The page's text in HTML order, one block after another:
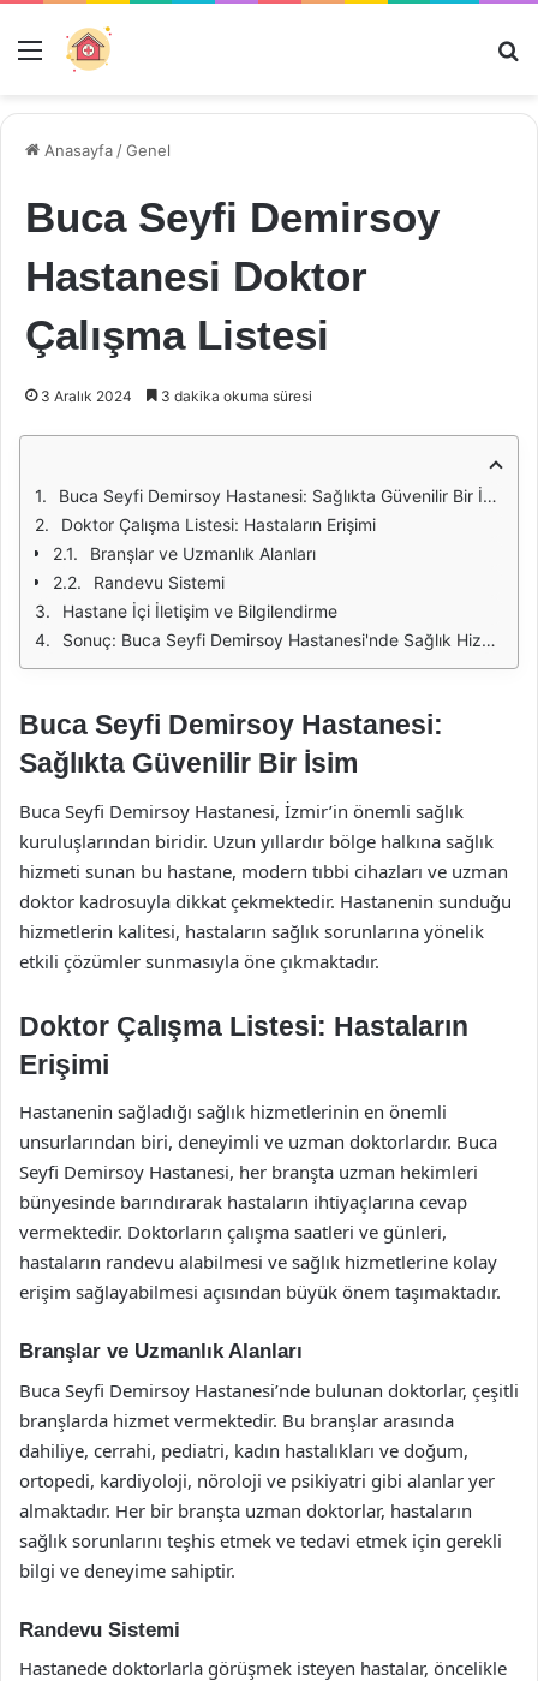
Menü
Anasayfa /Genel
Buca Seyfi Demirsoy
Hastanesi Doktor
Çalışma Listesi
3 Aralık 2024 3 dakika okuma süresi
Buca Seyfi Demirsoy Hastanesi: Sağlıkta Güvenilir Bir İsim
Doktor Çalışma Listesi: Hastaların Erişimi
Branşlar ve Uzmanlık Alanları
Randevu Sistemi
Hastane İçi İletişim ve Bilgilendirme
Sonuç: Buca Seyfi Demirsoy Hastanesi'nde Sağlık Hizmetleri
Buca Seyfi Demirsoy Hastanesi:
Sağlıkta Güvenilir Bir İsim
Buca Seyfi Demirsoy Hastanesi, İzmir’in önemli sağlık
kuruluşlarından biridir. Uzun yıllardır bölge halkına sağlık
hizmeti sunan bu hastane, modern tıbbi cihazları ve uzman
doktor kadrosuyla dikkat çekmektedir. Hastanenin sunduğu
hizmetlerin kalitesi, hastaların sağlık sorunlarına yönelik
etkili çözümler sunmasıyla öne çıkmaktadır.
Doktor Çalışma Listesi: Hastaların
Erişimi
Hastanenin sağladığı sağlık hizmetlerinin en önemli
unsurlarından biri, deneyimli ve uzman doktorlardır. Buca
Seyfi Demirsoy Hastanesi, her branşta uzman hekimleri
bünyesinde barındırarak hastaların ihtiyaçlarına cevap
vermektedir. Doktorların çalışma saatleri ve günleri,
hastaların randevu alabilmesi ve sağlık hizmetlerine kolay
erişim sağlayabilmesi açısından büyük önem taşımaktadır.
Branşlar ve Uzmanlık Alanları
Buca Seyfi Demirsoy Hastanesi’nde bulunan doktorlar, çeşitli
branşlarda hizmet vermektedir. Bu branşlar arasında
dahiliye, cerrahi, pediatri, kadın hastalıkları ve doğum,
ortopedi, kardiyoloji, nöroloji ve psikiyatri gibi alanlar yer
almaktadır. Her bir branşta uzman doktorlar, hastaların
sağlık sorunlarını teşhis etmek ve tedavi etmek için gerekli
bilgi ve deneyime sahiptir.
Randevu Sistemi
Hastanede doktorlarla görüşmek isteyen hastalar, öncelikle